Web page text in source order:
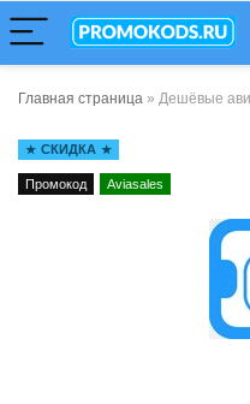
Главная страница » Дешёвые
СКИДКА
Промокод Aviasales